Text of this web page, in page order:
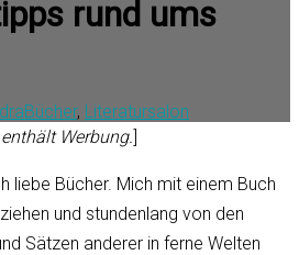
rund ums
Bücher, Literatursalon
Werbung.]
liebe Bücher. Mich mit einem Buch
und stundenlang von den
Sätzen anderer in ferne Welten